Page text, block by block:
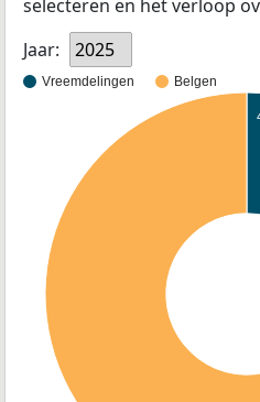
selecteren en het verloop
Jaar:
2025
Vreemdelingen Belgen